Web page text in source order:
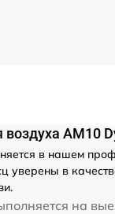
AM10
в нашем
в
на